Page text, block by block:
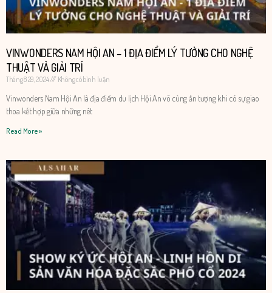
VINWONDERS NAM HỘI AN – 1 ĐỊA ĐIỂM LÝ TƯỞNG CHO NGHỆ
THUẬT VÀ GIẢI TRÍ
Tháng 8 29, 2024 Không có bình luận
Vinwonders Nam Hội An là địa điểm du lịch Hội An vô cùng ấn tượng khi có sự giao
thoa kết hợp giữa những nét
Read More »